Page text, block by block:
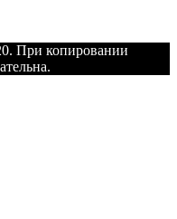
При копировании